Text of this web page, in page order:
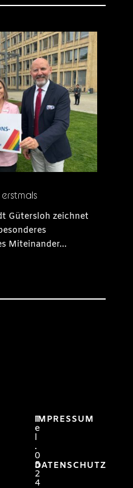
Gütersloh zeichnet
Miteinander...
IMPRESSUM
DATENSCHUTZ
T
e
l
.
0
5
2
4